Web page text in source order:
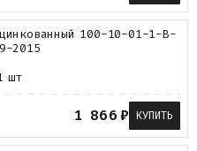
шт
100-10-01-1-B-
2015
1 866₽ КУПИТЬ